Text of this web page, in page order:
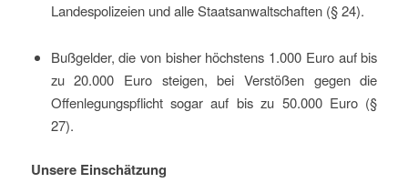
Landespolizeien und alle Staatsanwaltschaften (§ 24).
Bußgelder, die von bisher höchstens 1.000 Euro auf bis
zu 20.000 Euro steigen, bei Verstößen gegen die
Offenlegungspflicht sogar auf bis zu 50.000 Euro (§
27).
Unsere Einschätzung